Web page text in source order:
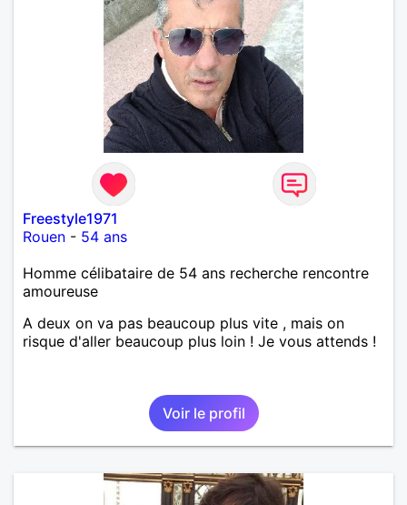
Freestyle1971
Rouen - 54 ans
Homme célibataire de 54 ans recherche rencontre
amoureuse
A deux on va pas beaucoup plus vite , mais on
risque d'aller beaucoup plus loin ! Je vous attends !
Voir le profil